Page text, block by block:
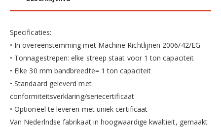
Specificaties:
• In overeenstemming met Machine Richtlijnen 2006/42/EG
• Tonnagestrepen: elke streep staat voor 1 ton capaciteit
• Elke 30 mm bandbreedte= 1 ton capaciteit
• Standaard geleverd met
conformiteitsverklaring/seriecertificaat
• Optioneel te leveren met uniek certificaat
Van Nederlndse fabrikaat in hoogwaardige kwaltieit, gemaakt